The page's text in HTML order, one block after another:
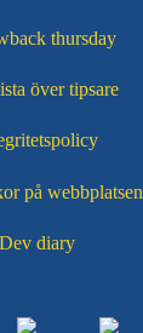
thursday
över tipsare
på webbplatsen
Dev diary